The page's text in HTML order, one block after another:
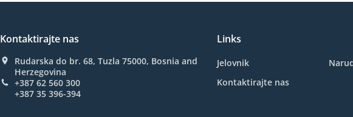
Kontaktirajte nas
Rudarska do br. 68, Tuzla 75000, Bosnia and
Herzegovina
+387 62 560 300
+387 35 396-394
Links
Jelovnik
Kontaktirajte nas